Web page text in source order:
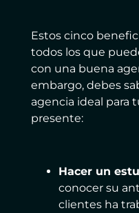
Estos cinco
todos los que
con una buena
embargo, debes
agencia ideal para
presente:
Hacer un
conocer su
clientes ha